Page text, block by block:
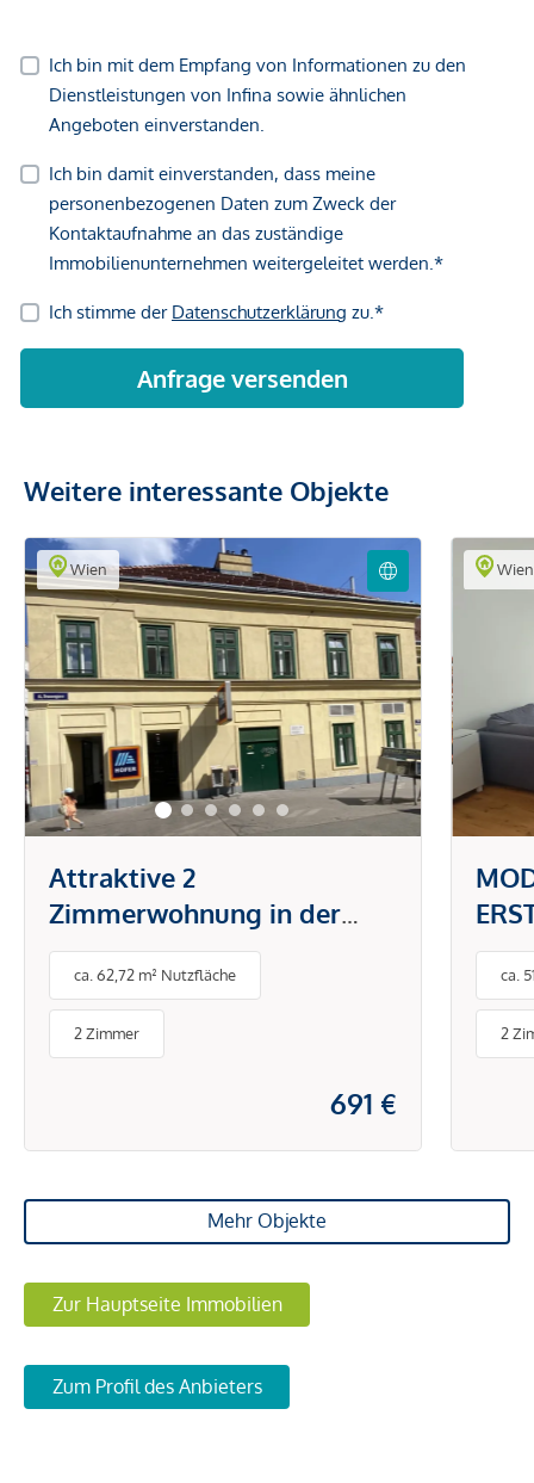
Weitere interessante Objekte
Wien
Attraktive 2
Zimmerwohnung in der
Brunnengasse
ca. 62,72 m² Nutzfläche
2 Zimmer
691 €
Wien
ca.
2
Mehr Objekte
Zur Hauptseite Immobilien
Zum Profil des Anbieters